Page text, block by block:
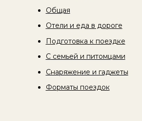
Общая
Отели и еда в дороге
Подготовка к поездке
С семьей и питомцами
Снаряжение и гаджеты
Форматы поездок